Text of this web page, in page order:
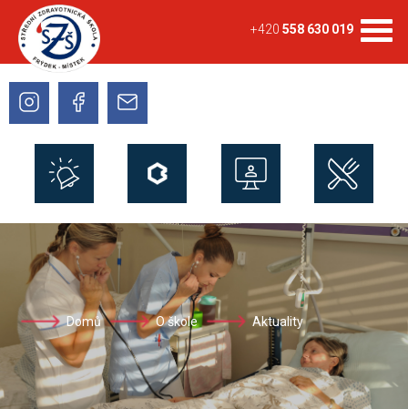
+420 558 630 019
Domů O škole Aktuality